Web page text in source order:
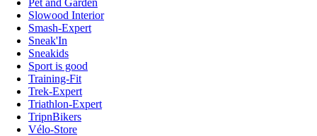
Slowood Interior
Smash-Expert
Sneak'In
Sneakids
Sport is good
Training-Fit
Trek-Expert
Triathlon-Expert
TripnBikers
Vélo-Store